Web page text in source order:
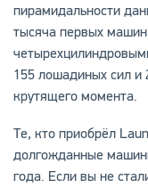
пирамидальности
тысяча первых
155 лошадиных сил и
крутящего момента.
Те, кто приобрёл
долгожданные
года. Если вы не